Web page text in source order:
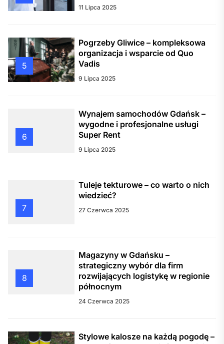
11 Lipca 2025
5
Pogrzeby Gliwice – kompleksowa
organizacja i wsparcie od Quo
Vadis
9 Lipca 2025
6
Wynajem samochodów Gdańsk –
wygodne i profesjonalne usługi
Super Rent
9 Lipca 2025
7
Tuleje tekturowe – co warto o nich
wiedzieć?
27 Czerwca 2025
8
Magazyny w Gdańsku –
strategiczny wybór dla firm
rozwijających logistykę w regionie
północnym
24 Czerwca 2025
Stylowe kalosze na każdą pogodę –